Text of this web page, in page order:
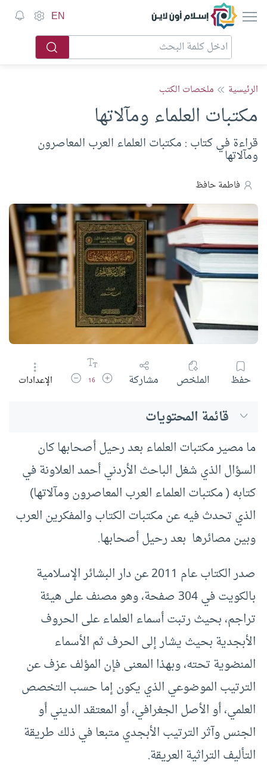
إسلام أون لاين EN
الرئيسية ملخصات الكتب
مكتبات العلماء ومآلاتها
قراءة في كتاب : مكتبات العلماء العرب المعاصرون
ومآلاتها
فاطمة حافظ
حفظ الملخص مشاركة زيادة حجم الخط
16 تقليل حجم الخط
الإعدادات
قائمة المحتويات
ما مصير مكتبات العلماء بعد رحيل أصحابها كان
السؤال الذي شغل الباحث الأردني أحمد العلاونة في
كتابه ( مكتبات العلماء العرب المعاصرون ومآلاتها)
الذي تحدث فيه عن مكتبات الكتاب والمفكرين العرب
وبين مصائرها بعد رحيل أصحابها.
صدر الكتاب عام 2011 عن دار البشائر الإسلامية
بالكويت في 304 صفحة، وهو مصنف على هيئة
تراجم، بحيث رتبت أسماء العلماء على الحروف
الأبجدية بحيث يشار إلى الحرف ثم الأسماء
المنضوية تحته، وبهذا المعنى فإن المؤلف عزف عن
الترتيب الموضوعي الذي يكون إما حسب التخصص
العلمي، أو الأصل الجغرافي، أو المعتقد الديني أو
الجنس وآثر الترتيب الأبجدي متبعا في ذلك طريقة
التأليف التراثية العريقة.